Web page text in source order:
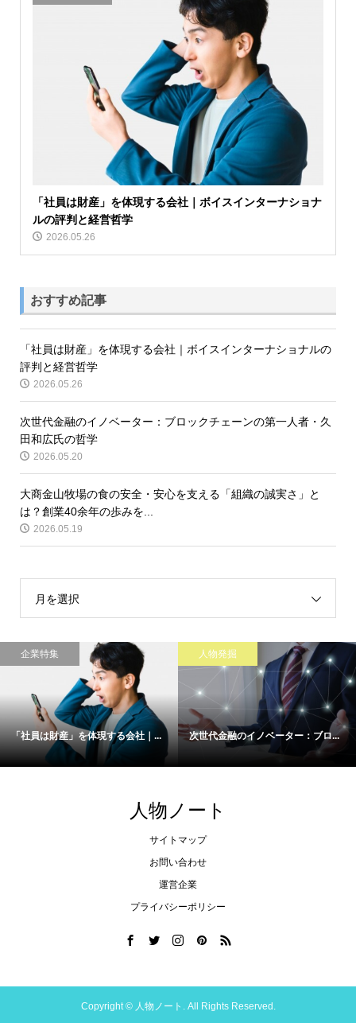
「社員は財産」を体現する会社｜ボイスインターナショナ
ルの評判と経営哲学
2026.05.26
おすすめ記事
「社員は財産」を体現する会社｜ボイスインターナショナルの
評判と経営哲学
2026.05.26
次世代金融のイノベーター：ブロックチェーンの第一人者・久
田和広氏の哲学
2026.05.20
大商金山牧場の食の安全・安心を支える「組織の誠実さ」と
は？創業40余年の歩みを...
2026.05.19
月を選択
企業特集
「社員は財産」を体現する会社｜...
人物発掘
次世代金融のイノベーター：ブロ...
人物ノート
サイトマップ
お問い合わせ
運営企業
プライバシーポリシー
Copyright ©人物ノート. All Rights Reserved.